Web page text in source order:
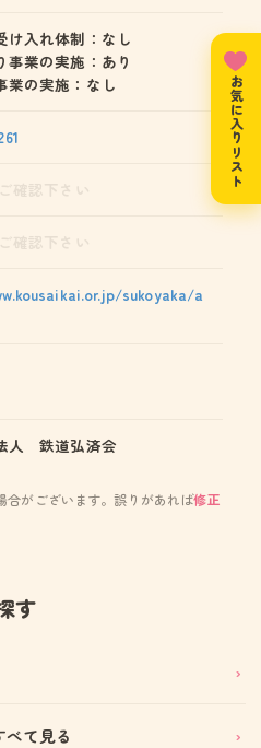
け入れ体制：なし
事業の実施：あり
業の実施：なし
sukoyaka/a
人 鉄道弘済会
がございます。誤りがあれば修正
す
て見る
お気に入りリスト